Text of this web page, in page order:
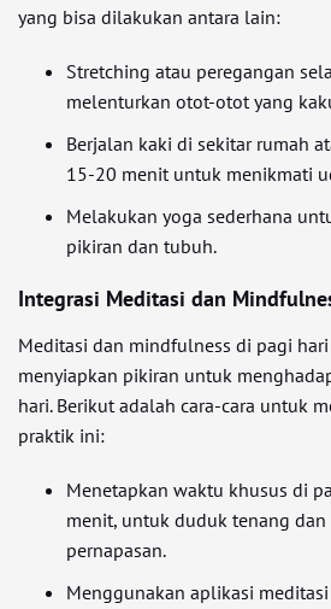
yang bisa dilakukan antara lain:
Stretching atau peregangan
melenturkan otot-otot yang
Berjalan kaki di sekitar rumah
15-20 menit untuk menikmati
Melakukan yoga sederhana
pikiran dan tubuh.
Integrasi Meditasi dan
Meditasi dan mindfulness di pagi
menyiapkan pikiran untuk
hari. Berikut adalah cara-cara untuk
praktik ini:
Menetapkan waktu khusus di
menit, untuk duduk tenang dan
pernapasan.
Menggunakan aplikasi